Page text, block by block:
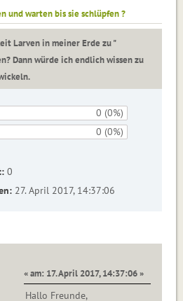
und warten bis sie schlüpfen ?
Larven in meiner Erde zu "
Dann würde ich endlich wissen zu
0 (0%)
0 (0%)
0
27. April 2017, 14:37:06
« am: 17. April 2017, 14:37:06 »
Hallo Freunde,